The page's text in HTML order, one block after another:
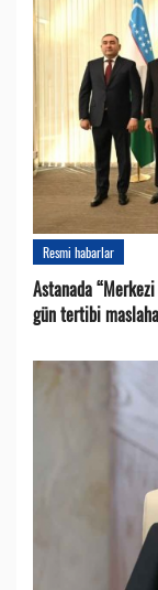
Resmi habarlar
Astanada
gün tertibi